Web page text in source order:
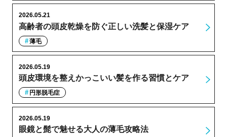
高齢者の頭皮乾燥を防ぐ正しい洗髪と保湿ケア
2026.05.21
薄毛
頭皮環境を整えかっこいい髪を作る習慣とケア
2026.05.19
円形脱毛症
眼鏡と髭で魅せる大人の薄毛攻略法
2026.05.19